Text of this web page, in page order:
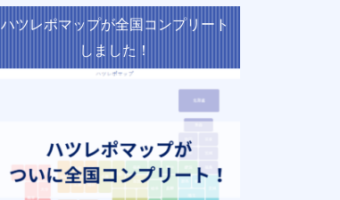
ハツレポマップが全国コンプリート
しました！